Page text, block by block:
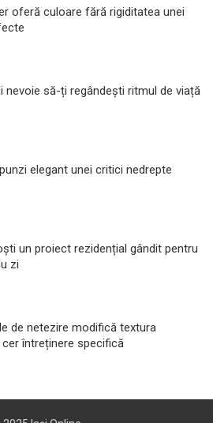
oferă culoare fără rigiditatea unei
nevoie să-ți regândești ritmul de viață
elegant unei critici nedrepte
un proiect rezidențial gândit pentru
zi
de netezire modifică textura
întreținere specifică